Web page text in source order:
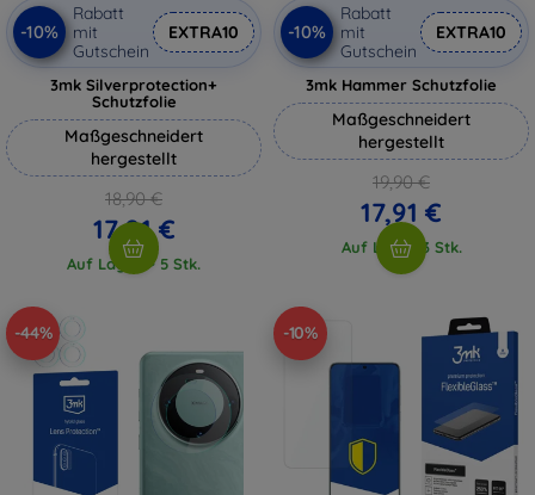
-10%
Rabatt
mit
Gutschein
EXTRA10
3mk Silverprotection+
Schutzfolie
Maßgeschneidert
hergestellt
18,90 €
17,01 €
Auf Lager > 5 Stk.
-10%
Rabatt
mit
Gutschein
EXTRA10
3mk Hammer Schutzfolie
Maßgeschneidert
hergestellt
19,90 €
17,91 €
Auf Lager 3 Stk.
-44% -10%